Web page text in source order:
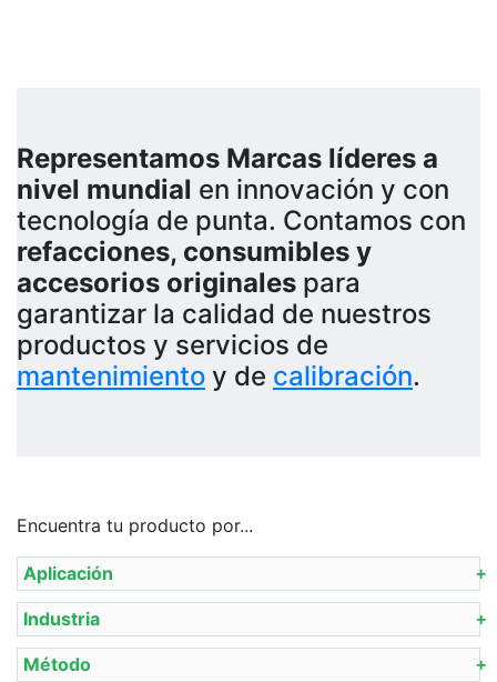
Representamos Marcas líderes a
nivel mundial en innovación y con
tecnología de punta. Contamos con
refacciones, consumibles y
accesorios originales para
garantizar la calidad de nuestros
productos y servicios de
mantenimiento y de calibración.
Encuentra tu producto por...
Aplicación
Industria
Método